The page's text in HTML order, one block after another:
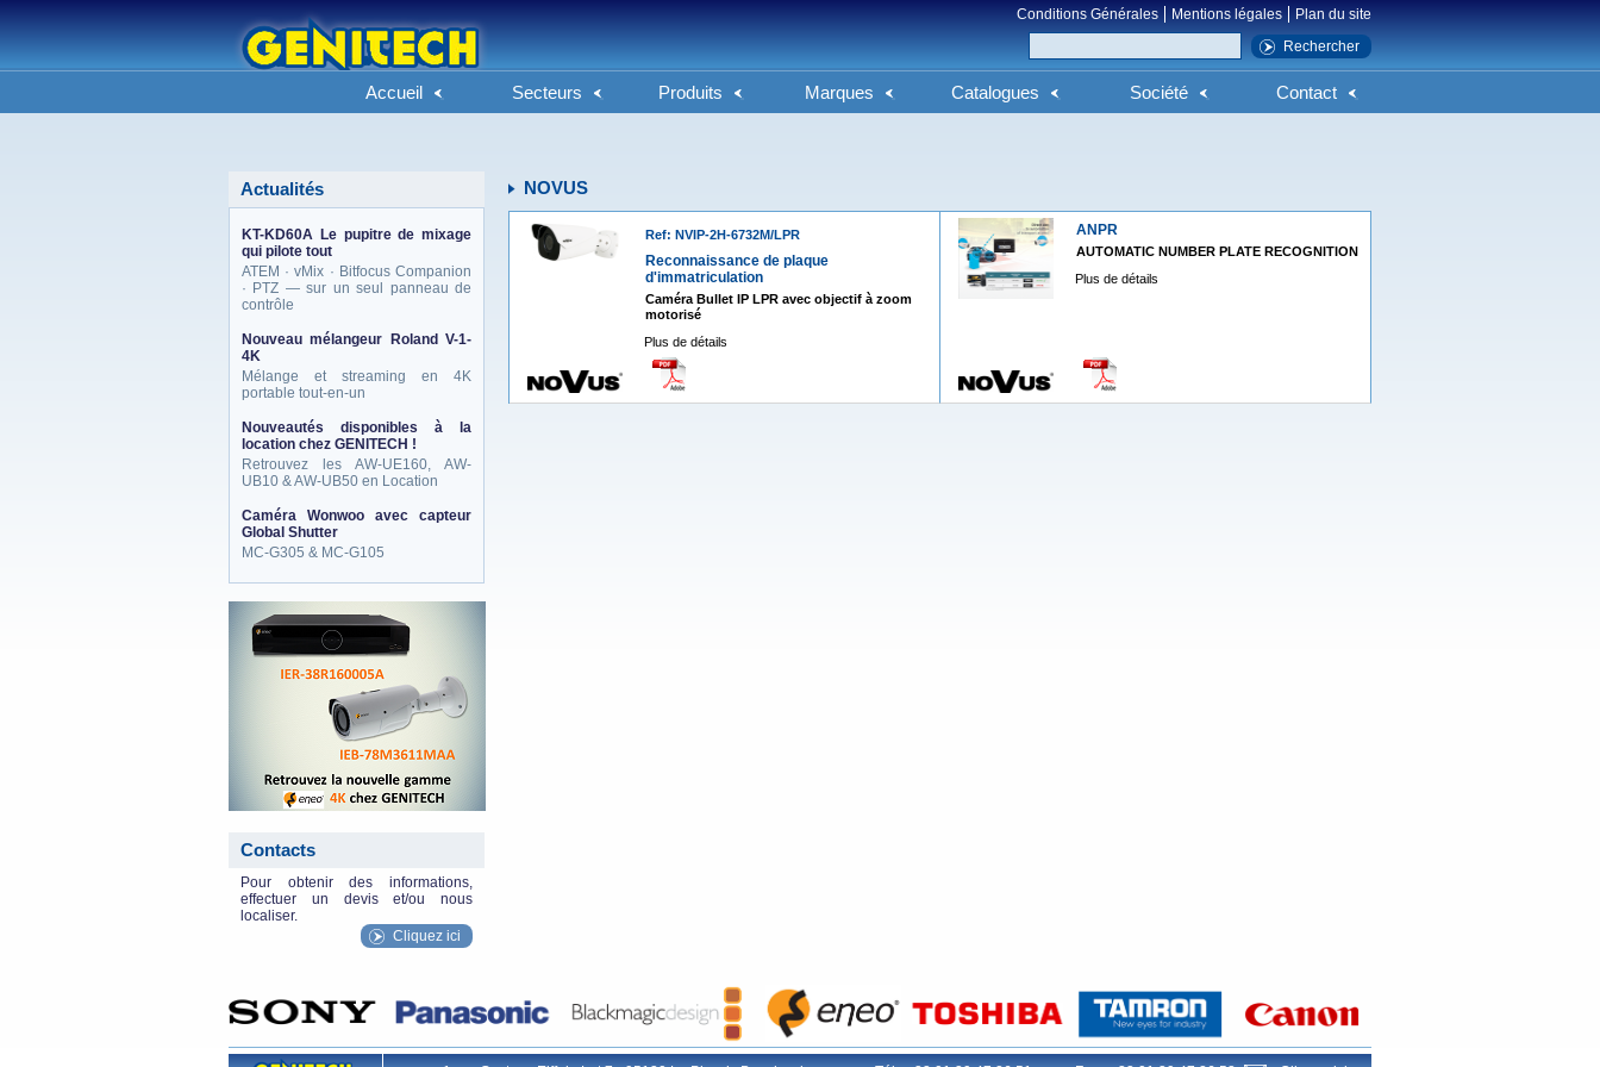
Conditions Générales Mentions légales Plan du site
Accueil Secteurs Produits Marques Catalogues Société Contact
Actualités
KT-KD60A Le pupitre de mixage
qui pilote tout
ATEM · vMix · Bitfocus Companion
· PTZ — sur un seul panneau de
contrôle
Nouveau mélangeur Roland V-1-
4K
Mélange et streaming en 4K
portable tout-en-un
Nouveautés disponibles à la
location chez GENITECH !
Retrouvez les AW-UE160, AW-
UB10 & AW-UB50 en Location
Caméra Wonwoo avec capteur
Global Shutter
MC-G305 & MC-G105
Contacts
Pour obtenir des informations,
effectuer un devis et/ou nous
localiser.
Cliquez ici
NOVUS
Ref: NVIP-2H-6732M/LPR
Reconnaissance de plaque
d'immatriculation
Caméra Bullet IP LPR avec objectif à zoom
motorisé
Plus de détails
ANPR
AUTOMATIC NUMBER PLATE RECOGNITION
Plus de détails